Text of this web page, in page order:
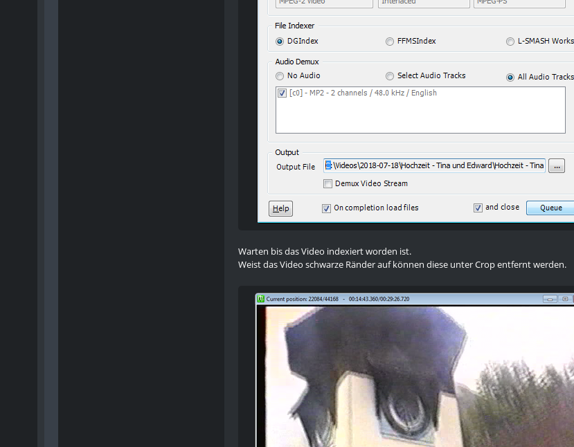
Warten bis das Video indexiert worden ist.
Weist das Video schwarze Ränder auf können diese unter Crop entfernt werden.